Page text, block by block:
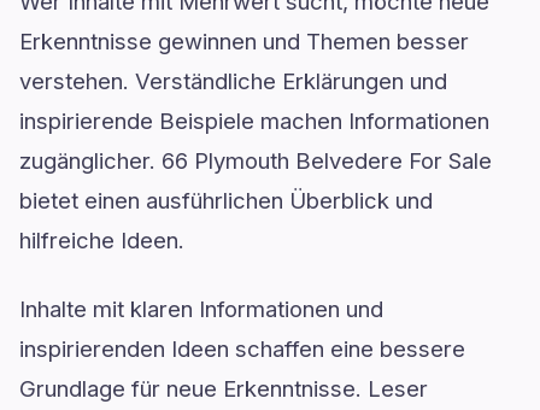
Erkenntnisse gewinnen und Themen besser
verstehen. Verständliche Erklärungen und
inspirierende Beispiele machen Informationen
zugänglicher. 66 Plymouth Belvedere For Sale
bietet einen ausführlichen Überblick und
hilfreiche Ideen.
Inhalte mit klaren Informationen und
inspirierenden Ideen schaffen eine bessere
Grundlage für neue Erkenntnisse. Leser